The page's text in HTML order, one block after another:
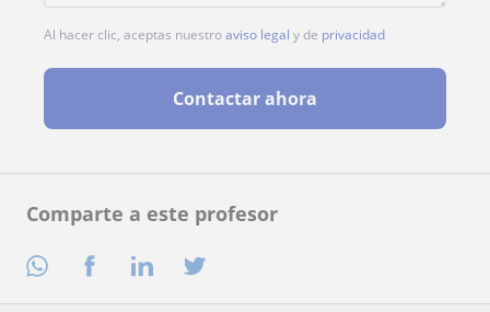
Comparte a este profesor
Al hacer clic, aceptas nuestroaviso legal y de privacidad
Contactar ahora